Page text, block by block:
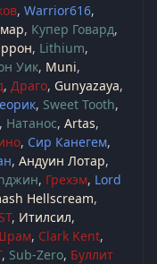
Warrior616
Купер Говард
Lithium
Уик Muni
Драго Gunyazaya
Sweet Tooth
Натанос Artas
Сир Канегем
Андуин Лотар
Грехэм Lord
Hellscream
Итилсил
Clark Kent
Sub-Zero Буллит